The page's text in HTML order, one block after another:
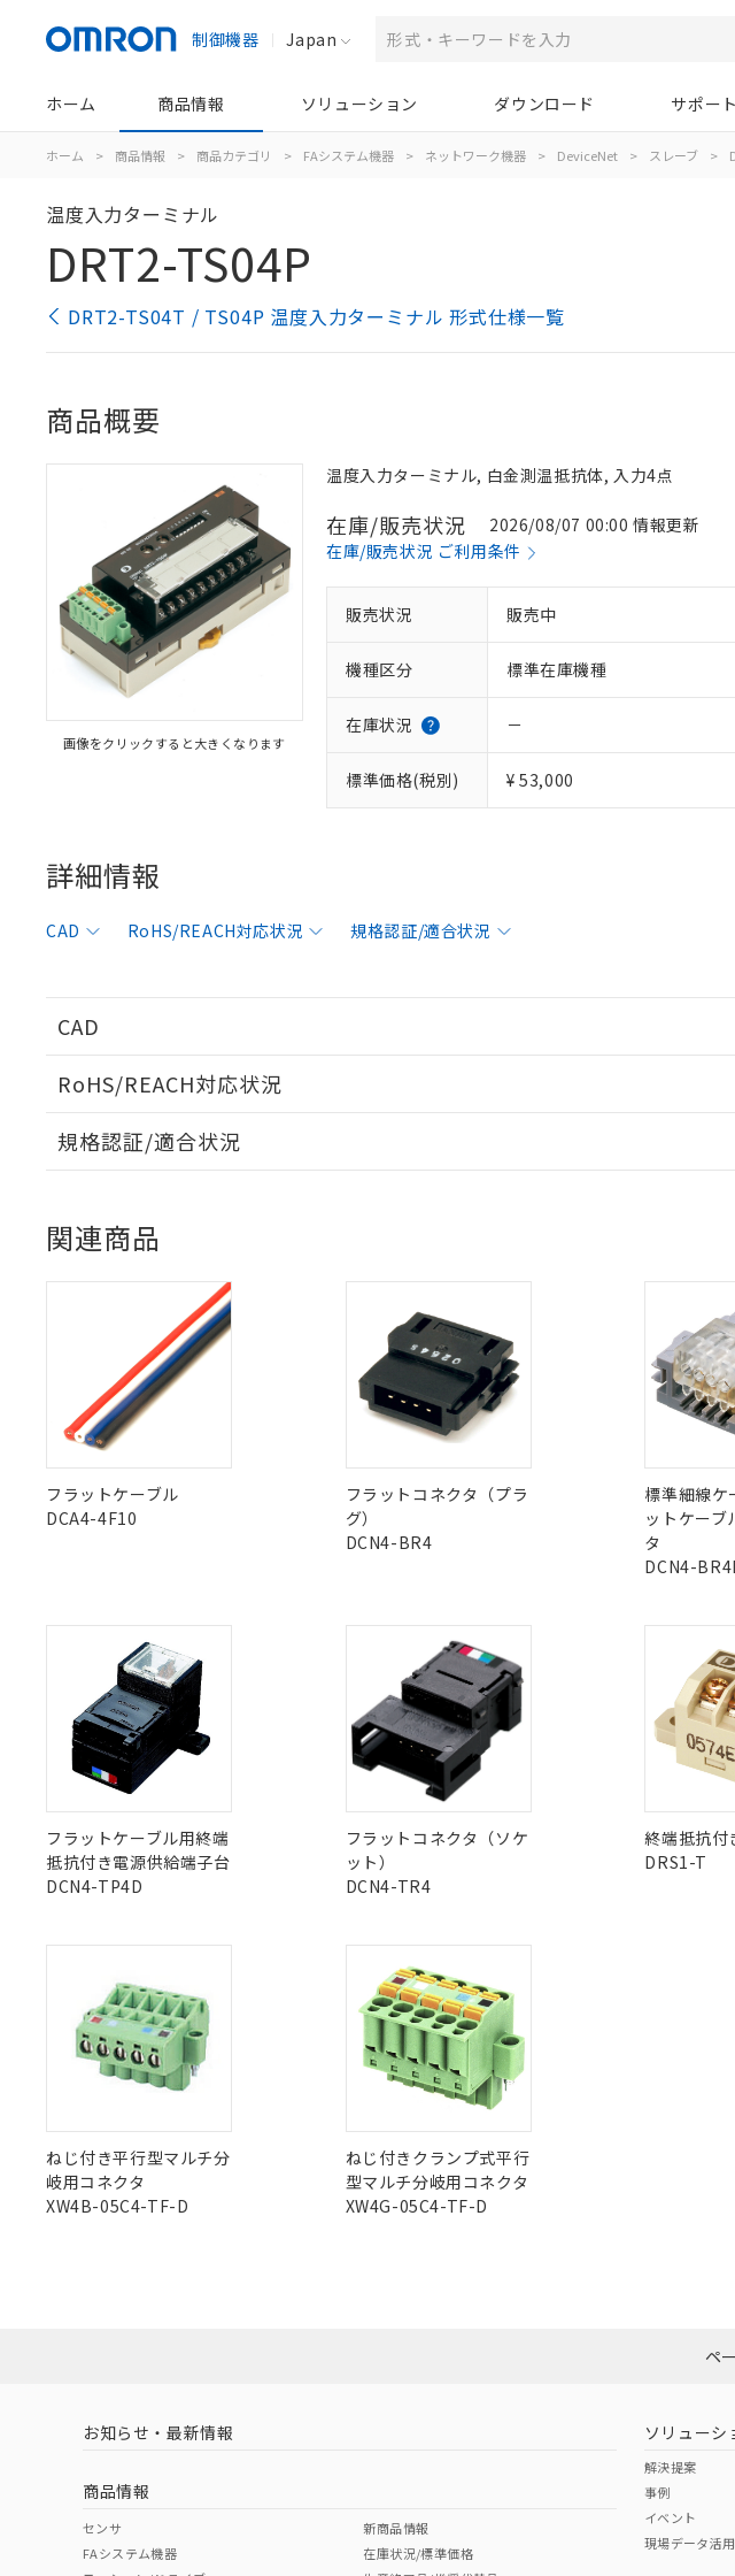
制御機器 Japan
ホーム 商品情報 ソリューション ダウンロード サポート
ホーム > 商品情報 > 商品カテゴリ > FAシステム機器 > ネットワーク機器 > DeviceNet > スレーブ >
温度入力ターミナル
DRT2-TS04P
DRT2-TS04T / TS04P 温度入力ターミナル 形式仕様一覧
商品概要
画像をクリックすると大きくなります
温度入力ターミナル, 白金測温抵抗体, 入力4点
在庫/販売状況
2026/08/07 00:00 情報更新
在庫/販売状況 ご利用条件
販売状況 販売中
機種区分 標準在庫機種
在庫状況 －
標準価格(税別) ¥ 53,000
詳細情報
CAD RoHS/REACH対応状況 規格認証/適合状況
CAD
ログイン/会員登録いただくと、CADデータをダウンロードすることができます。
ダウンロードデータをご利用いただく前に、以下を必ずお読みください。
ソフトウェアの使用条件
RoHS/REACH対応状況
EU RoHS 注意事項・凡例
対応状況 ※1
中国 RoHS 注意事項・凡例
中国 RoHS表
Pb Cd PBBs
"対応済み"や非含有の記載がされた商品であっても、流通在庫等で未対応品が混在する可
非含有品が必要な際は、弊社営業部門もしくは販売店へお問い合わせください。
規格認証/適合状況
Yes
LR型式承認
（イギリス
船舶規格）
DNV型式承認
BV型式承認
（フランス
船舶規格）
KR型式承認
（韓国
船舶規格）
NK型式承認
（日本
船舶規格）
関連商品
フラットケーブル
DCA4-4F10
フラットコネクタ（プラ
グ）
DCN4-BR4
標準細線ケ
ットケーブ
タ
DCN4-
フラットケーブル用終端
抵抗付き電源供給端子台
DCN4-TP4D
フラットコネクタ（ソケ
ット）
DCN4-TR4
終端抵抗付
DRS1-T
ねじ付き平行型マルチ分
岐用コネクタ
XW4B-05C4-TF-D
ねじ付きクランプ式平行
型マルチ分岐用コネクタ
XW4G-05C4-TF-D
ご利用条件
以下の条件をお読みいただき、同意のうえご利
本サービスは、当社制御機器事業取扱商
くものです。
当社制御機器事業取扱商品の中には、本
在庫状況および標準価格照会結果は、記
のであり、閲覧された時点での実際の在
正式な納期状況および標準価格はお客様
当社販売員にご相談ください。
す。
マイパーツ機能（部品リスト作成サービ
ている必要があります。
お客様が当ウェブサイト上で当社にご登
が、当社の製品・サービスに関するお客
さい。
※当社の共同利用者とは、
"個人情報の共
いる法人を指します。
仕入先様の事情により、非含有部品としていた
があります。
*EU RoHS指令（10物質）：
鉛(Pb) 1000ppm以下、 水銀(Hg) 1000ppm以下、 カドミウム
六価クロム(Cr(Ⅵ)) 1000ppm以下、ポリ臭化ビフェニル類
フタル酸ビス(2-エチルヘキシル) (DEHP)(別名：DOP)
フタル酸エステル類の４物質については閾値を超える意図的
※3 非含有証明書ダウンロード
下記の非含有証明書をダウンロードすることが
EU RoHS指令（10物質）の非含有証明書
51物質の非含有証明書（当社基準）
※本証明書は発行日時点で非含有を証明するも
また、RoHS指令のフタル酸エステル類４物質
り割愛しております。
※1 中国RoHS○×表
「○」：最大均質材料含有率が中国RoHSの基準
「×」：最大均質材料含有率が中国RoHSの基
「－」：未確認です。当社販売部門へお問い合わ
Pb(鉛) :1000ppm、 Hg(水銀) : 1000ppm、 Cd(カドミウム) :
Cr(Ⅵ)(六価クロム) : 1000ppm、 PBBs(ポリ臭化ビフェニル類
DBP(フタル酸ジブチル) : 1000ppm、 DIBP(フタル酸ジイソ
DEHP(フタル酸ビス(2-エチルヘキシル)) : 1000ppm
「ｅ」：有害物質（10物質）のすべてが基準値
「10」：通常の使用状況下において有害物質
味します。
「－」：未確認です。当社販売部門へお問い合わ
当社は、これら貴社製品のうち、外国為
う）を輸出または国外への提供する場合
などの必要な手続きをとります。
当社は規制貨物を破棄する場合は、完全
ます。
当社は貴社製品を、核兵器、ミサイル、
置等に一切使用いたしません。
当社は、貴社製品を第三者に販売する場
合意する
記
説明
○ 一定数以上の在庫あり
一定数には満たないが在庫あり
機器販売店・当社販売員にご確認くだ
空
白
受注生産機種、また在庫状況の情報を
ペ
お知らせ・最新情報
商品情報
センサ
FAシステム機器
新商品情報
在庫状況/標準価格
ソリューシ
解決提案
事例
イベント
現場データ活